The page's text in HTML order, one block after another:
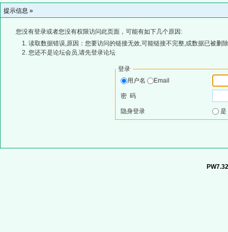
提示信息 »
您没有登录或者您没有权限访问此页面，可能有如下几个原因:
读取数据错误,原因：您要访问的链接无效,可能链接不完整,或数据已被删
您还不是论坛会员,请先登录论坛
登录
用户名
Email
密 码
隐身登录